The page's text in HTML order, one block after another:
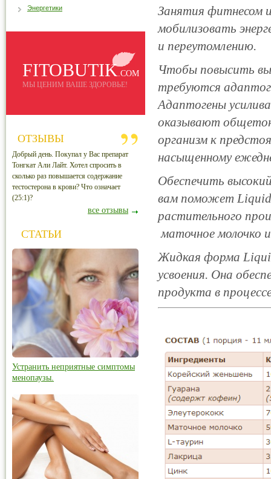
Занятия фитнесом
мобилизовать
и переутомлению.
Чтобы повысить
требуются
Адаптогены
оказывают
организм к
насыщенному
Обеспечить
вам поможет Liquid
растительного
маточное молочко
Жидкая форма
усвоения. Она
продукта в
Энергетики
FITOBUTIK.COM
МЫ ЦЕНИМ ВАШЕ ЗДОРОВЬЕ!
ОТЗЫВЫ
Добрый день. Покупал у Вас препарат
Тонгкат Али Лайт. Хотел спросить в
сколько раз повышается содержание
тестостерона в крови? Что означает
(25:1)?
все отзывы
СТАТЬИ
Устранить неприятные симптомы
менопаузы.